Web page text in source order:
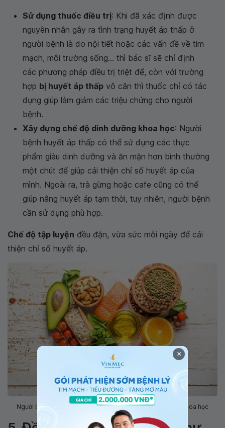
Sử dụng thuốc điều trị: Khi đã xác định được
nguyên nhân gây ra tình trạng huyết áp thấp ở
người bệnh là do nội tiết hoặc các vấn đề về tim
mạch, môi trường sống... thì bác sĩ sẽ chỉ định
các phương pháp điều trị triệt để, còn với trường
hợp bị huyết áp thấp vô căn thì thuốc chỉ có tác
dụng giúp làm giảm các triệu chứng cho người
bệnh.
Xây dựng chế độ dinh dưỡng khoa học: Người
bệnh huyết áp thấp có thể sử dụng các thực
phẩm giàu dinh dưỡng và ăn mặn hơn bình thường
một chút để giúp cải thiện chỉ số huyết áp của
mình. Ngoài ra, trà gừng hoặc cafe cũng có thể
giúp nâng huyết áp tạm thời, tuy nhiên, người bệnh
cần sử dụng phù hợp.
Chế độ tập luyện đều đặn, vừa sức mỗi ngày để cải
thiện chỉ số huyết áp.
Người bị huyết áp thấp cần được xây dựng độ dinh dưỡng khoa học
×